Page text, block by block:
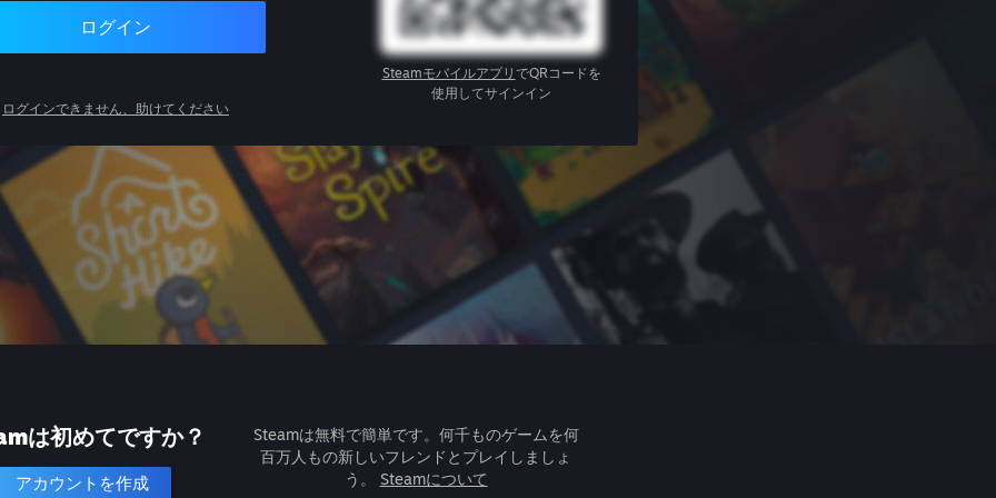
ログイン
ログインできません、助けてください
Steamモバイルアプリ でQRコードを
使用してサインイン
は初めてですか？
アカウントを作成
Steamは無料で簡単です。何千ものゲームを何
百万人もの新しいフレンドとプレイしましょ
う。 Steamについて